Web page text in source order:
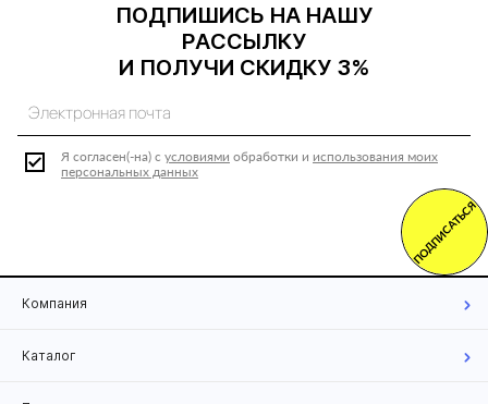
ПОДПИШИСЬ НА НАШУ
РАССЫЛКУ
И ПОЛУЧИ СКИДКУ 3%
Я согласен(-на) с условиями обработки и использования моих
персональных данных
ПОДПИСАТЬСЯ
Компания
Каталог